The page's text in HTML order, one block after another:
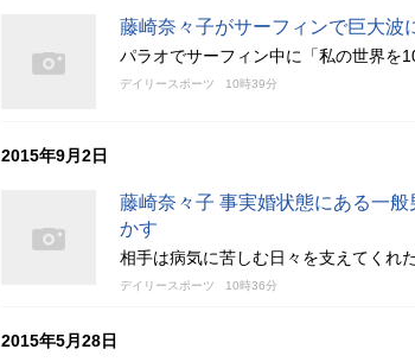
藤崎奈々子がサーフィンで巨大波
パラオでサーフィン中に「私の世界を
デイリースポーツ 10時39分
2015年9月2日
藤崎奈々子 事実婚状態にある一
かす
相手は病気に苦しむ日々を支えてくれ
デイリースポーツ 10時36分
2015年5月28日